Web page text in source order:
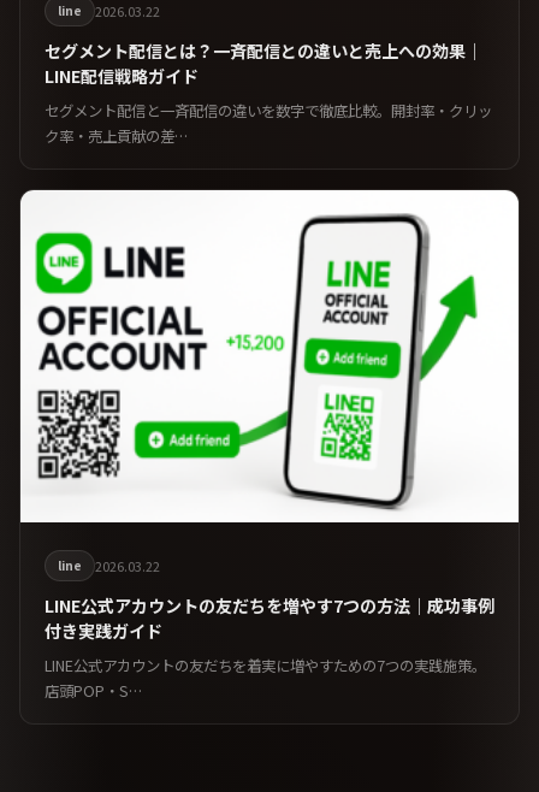
line 2026.03.22
セグメント配信とは？一斉配信との違いと売上への効果｜
LINE配信戦略ガイド
セグメント配信と一斉配信の違いを数字で徹底比較。開封率・クリッ
ク率・売上貢献の差…
line 2026.03.22
LINE公式アカウントの友だちを増やす7つの方法｜成功事例
付き実践ガイド
LINE公式アカウントの友だちを着実に増やすための7つの実践施策。
店頭POP・S…